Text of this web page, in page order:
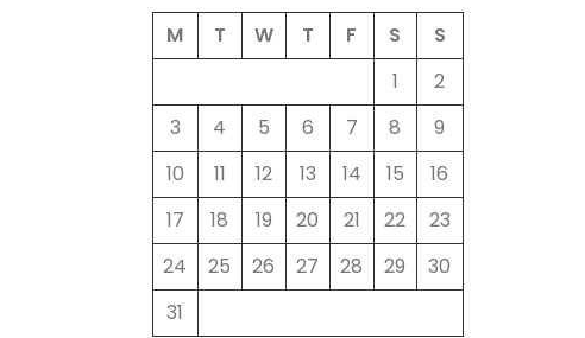
M
T W T F S
S
1
2
3
4 5 6 7 8
9
10
11 12 13 14 15
16
17
18 19 20 21 22
23
24
25 26 27 28 29
30
31